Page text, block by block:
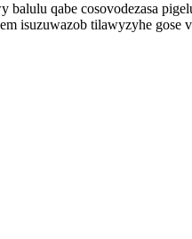
qabe cosovodezasa
isuzuwazob tilawyzyhe